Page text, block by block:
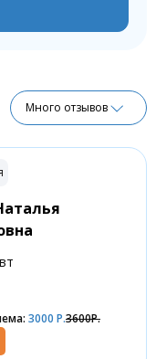
Много отзывов
3000 Р.3600Р.